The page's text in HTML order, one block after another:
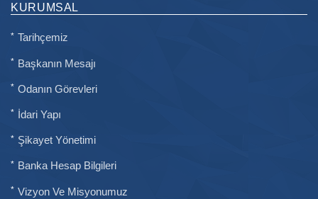
KURUMSAL
Tarihçemiz
Başkanın Mesajı
Odanın Görevleri
İdari Yapı
Şikayet Yönetimi
Banka Hesap Bilgileri
Vizyon Ve Misyonumuz